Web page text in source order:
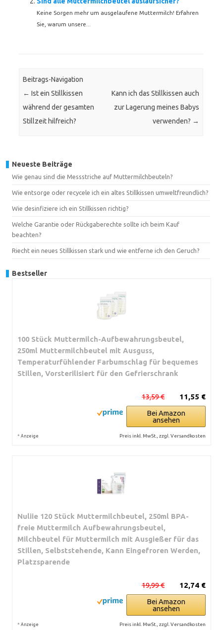
Keine Sorgen mehr um ausgelaufene Muttermilch! Erfahren
Sie, warum unsere...
Beitrags-Navigation
← Ist ein Stillkissen
während der gesamten
Stillzeit hilfreich?
Kann ich das Stillkissen auch
zur Lagerung meines Babys
verwenden? →
Neueste Beiträge
Wie genau sind die Messstriche auf Muttermilchbeuteln?
Wie entsorge oder recycele ich ein altes Stillkissen umweltfreundlich?
Wie desinfiziere ich ein Stillkissen richtig?
Welche Garantie oder Rückgaberechte sollte ich beim Kauf
beachten?
Riecht ein neues Stillkissen stark und wie entferne ich den Geruch?
Bestseller
100 Stück Muttermilch-Aufbewahrungsbeutel,
250ml Muttermilchbeutel mit Ausguss,
Temperaturfühlender Farbumschlag für bequemes
Stillen, Vorsterilisiert für den Gefrierschrank
11,55 €
13,59 €
Bei Amazon
ansehen
* Anzeige Preis inkl. MwSt., zzgl. Versandkosten
Nuliie 120 Stück Muttermilchbeutel, 250ml BPA-
freie Muttermilch Aufbewahrungsbeutel,
Milchbeutel für Muttermilch mit Ausgießer für das
Stillen, Selbststehende, Kann Eingefroren Werden,
Platzsparende
12,74 €
19,99 €
Bei Amazon
ansehen
* Anzeige Preis inkl. MwSt., zzgl. Versandkosten